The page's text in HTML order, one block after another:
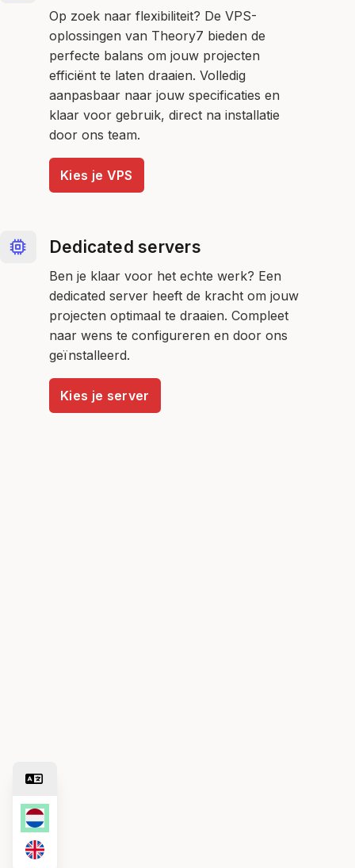
Op zoek naar flexibiliteit? De VPS-
oplossingen van Theory7 bieden de
perfecte balans om jouw projecten
efficiënt te laten draaien. Volledig
aanpasbaar naar jouw specificaties en
klaar voor gebruik, direct na installatie
door ons team.
Kies je VPS
Dedicated servers
Ben je klaar voor het echte werk? Een
dedicated server heeft de kracht om jouw
projecten optimaal te draaien. Compleet
naar wens te configureren en door ons
geïnstalleerd.
Kies je server